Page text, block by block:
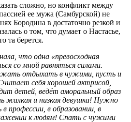
сложно, но конфликт между
ее мужа (Самбурской) не
Бородина в достаточно резкой и
о том, что думает о Настасье,
та берется.
что одна «превосходная
со мной равняться силами.
отдыхать в чужими, пусть и
себя хорошей актрисой,
детей, ведёт аморальный образ
жалкая и низкая девушка! Нужно
профессии, в образовании, в
к людям! Спать с чужими